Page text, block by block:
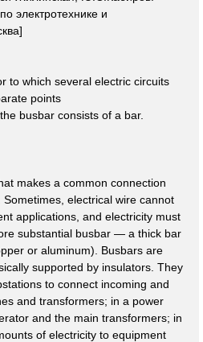
электротехнике и
to which several electric circuits
points
busbar consists of a bar.
makes a common connection
electrical wire cannot
applications, and electricity must
substantial busbar — a thick bar
or aluminum). Busbars are
supported by insulators. They
to connect incoming and
and transformers; in a power
and the main transformers; in
of electricity to equipment